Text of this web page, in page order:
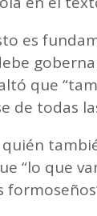
es
que
de todas
“lo que